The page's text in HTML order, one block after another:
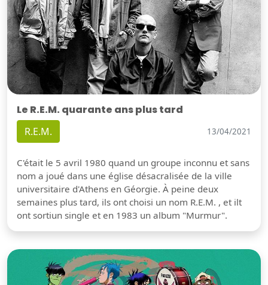
Le R.E.M. quarante ans plus tard
R.E.M. 13/04/2021
C'était le 5 avril 1980 quand un groupe inconnu et sans
nom a joué dans une église désacralisée de la ville
universitaire d'Athens en Géorgie. À peine deux
semaines plus tard, ils ont choisi un nom R.E.M. , et ilt
ont sortiun single et en 1983 un album "Murmur".